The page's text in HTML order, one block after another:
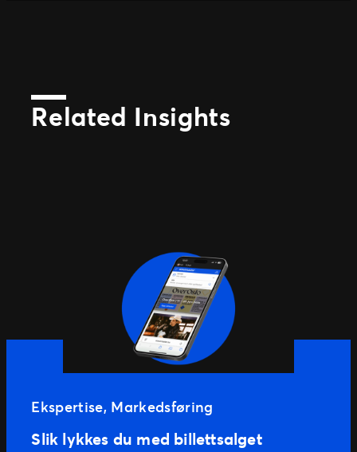
Related Insights
Ekspertise, Markedsføring
Slik lykkes du med billettsalget